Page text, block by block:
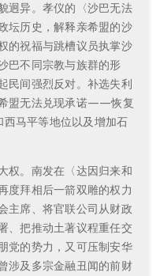
迥异。孝仪的〈沙巴无法
坛历史，解释亲希盟的沙
的祝福与跳槽议员执掌沙
巴不同宗教与族群的形
民间强烈反对。补选失利
盟无法兑现承诺——恢复
西马平等地位以及增加石
权。南发在〈达因归来和
度拜相后一箭双雕的权力
主席、将官联公司从财政
、把推动土著议程重任交
党的势力，又可压制安华
涉及多宗金融丑闻的前财